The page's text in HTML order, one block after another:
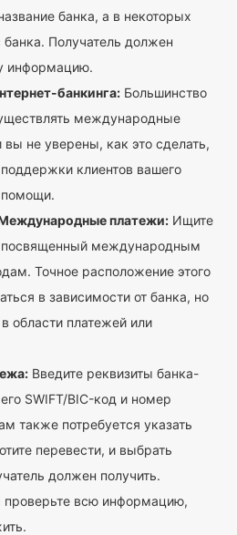
банка, а в некоторых
Получатель должен
информацию.
банкинга: Большинство
международные
вы не уверены, как это сделать,
клиентов вашего
помощи.
платежи: Ищите
посвященный международным
Точное расположение этого
в зависимости от банка, но
области платежей или
Введите реквизиты банка-
SWIFT/BIC-код и номер
также потребуется указать
перевести, и выбрать
должен получить.
всю информацию,